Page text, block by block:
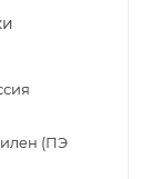
(ПЭ